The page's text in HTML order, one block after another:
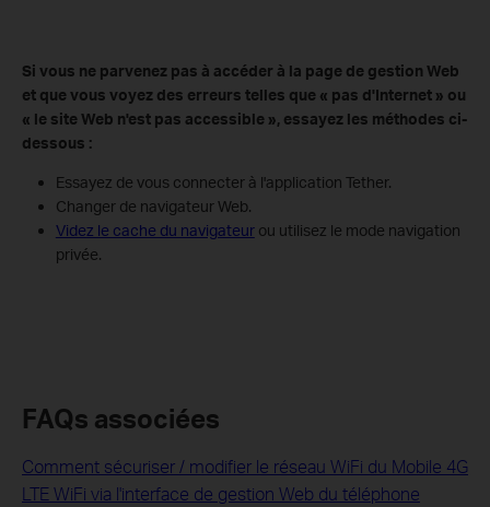
Si vous ne parvenez pas à accéder à la page de gestion Web
et que vous voyez des erreurs telles que « pas d'Internet » ou
« le site Web n'est pas accessible », essayez les méthodes ci-
dessous :
Essayez de vous connecter à l'application Tether.
Changer de navigateur Web.
Videz le cache du navigateurou utilisez le mode navigation
privée.
FAQs associées
Comment sécuriser / modifier le réseau WiFi du Mobile 4G
LTE WiFi via l'interface de gestion Web du téléphone